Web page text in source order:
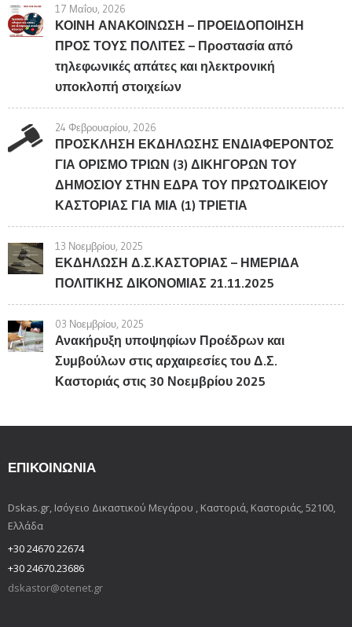
17 Μαΐου, 2026
ΚΟΙΝΗ ΑΝΑΚΟΙΝΩΣΗ – ΠΡΟΕΙΔΟΠΟΙΗΣΗ
ΠΡΟΣ ΤΟΥΣ ΠΟΛΙΤΕΣ – Προστασία από
τηλεφωνικές απάτες και ηλεκτρονική
υποκλοπή στοιχείων
24 Φεβρουαρίου, 2026
ΠΡΟΣΚΛΗΣΗ ΕΚΔΗΛΩΣΗΣ ΕΝΔΙΑΦΕΡΟΝΤΟΣ
ΓΙΑ ΟΡΙΣΜΟ ΤΡΙΩΝ (3) ΔΙΚΗΓΟΡΩΝ ΤΟΥ
ΔΗΜΟΣΙΟΥ ΣΤΗΝ ΕΔΡΑ ΤΟΥ ΠΡΩΤΟΔΙΚΕΙΟΥ
ΚΑΣΤΟΡΙΑΣ ΓΙΑ ΜΙΑ (1) ΤΡΙΕΤΙΑ
13 Νοεμβρίου, 2025
ΕΚΔΗΛΩΣΗ Δ.Σ.ΚΑΣΤΟΡΙΑΣ – ΗΜΕΡΙΔΑ
ΠΟΛΙΤΙΚΗΣ ΔΙΚΟΝΟΜΙΑΣ 21.11.2025
03 Νοεμβρίου, 2025
Ανακήρυξη υποψηφίων Προέδρων και
Συμβούλων στις αρχαιρεσίες του Δ.Σ.
Καστοριάς στις 30 Νοεμβρίου 2025
ΕΠΙΚΟΙΝΩΝΊΑ
Dskas.gr, Ισόγειο Δικαστικού Μεγάρου , Καστοριά, Καστοριάς, 52100,
Ελλάδα
+30 24670 22674
+30 24670.23686
dskastor@otenet.gr